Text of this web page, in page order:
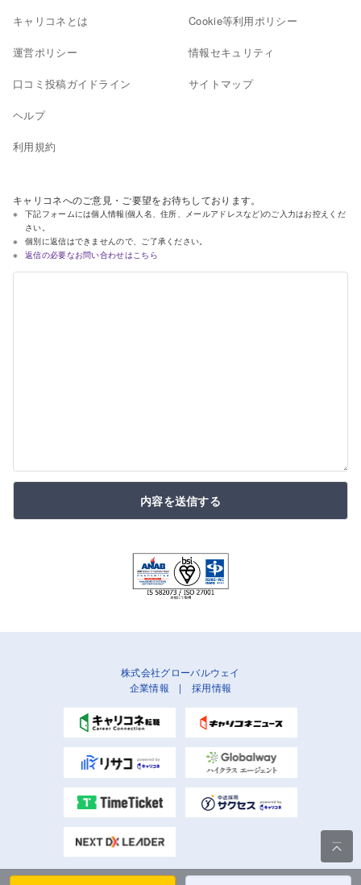
キャリコネとは
運営ポリシー
口コミ投稿ガイドライン
ヘルプ
利用規約
Cookie等利用ポリシー
情報セキュリティ
サイトマップ
キャリコネへのご意見・ご要望をお待ちしております。
下記フォームには個人情報(個人名、住所、メールアドレスなど)のご入力はお控えくだ
さい。
個別に返信はできませんので、ご了承ください。
返信の必要なお問い合わせはこちら
内容を送信する
株式会社グローバルウェイ
企業情報 | 採用情報
